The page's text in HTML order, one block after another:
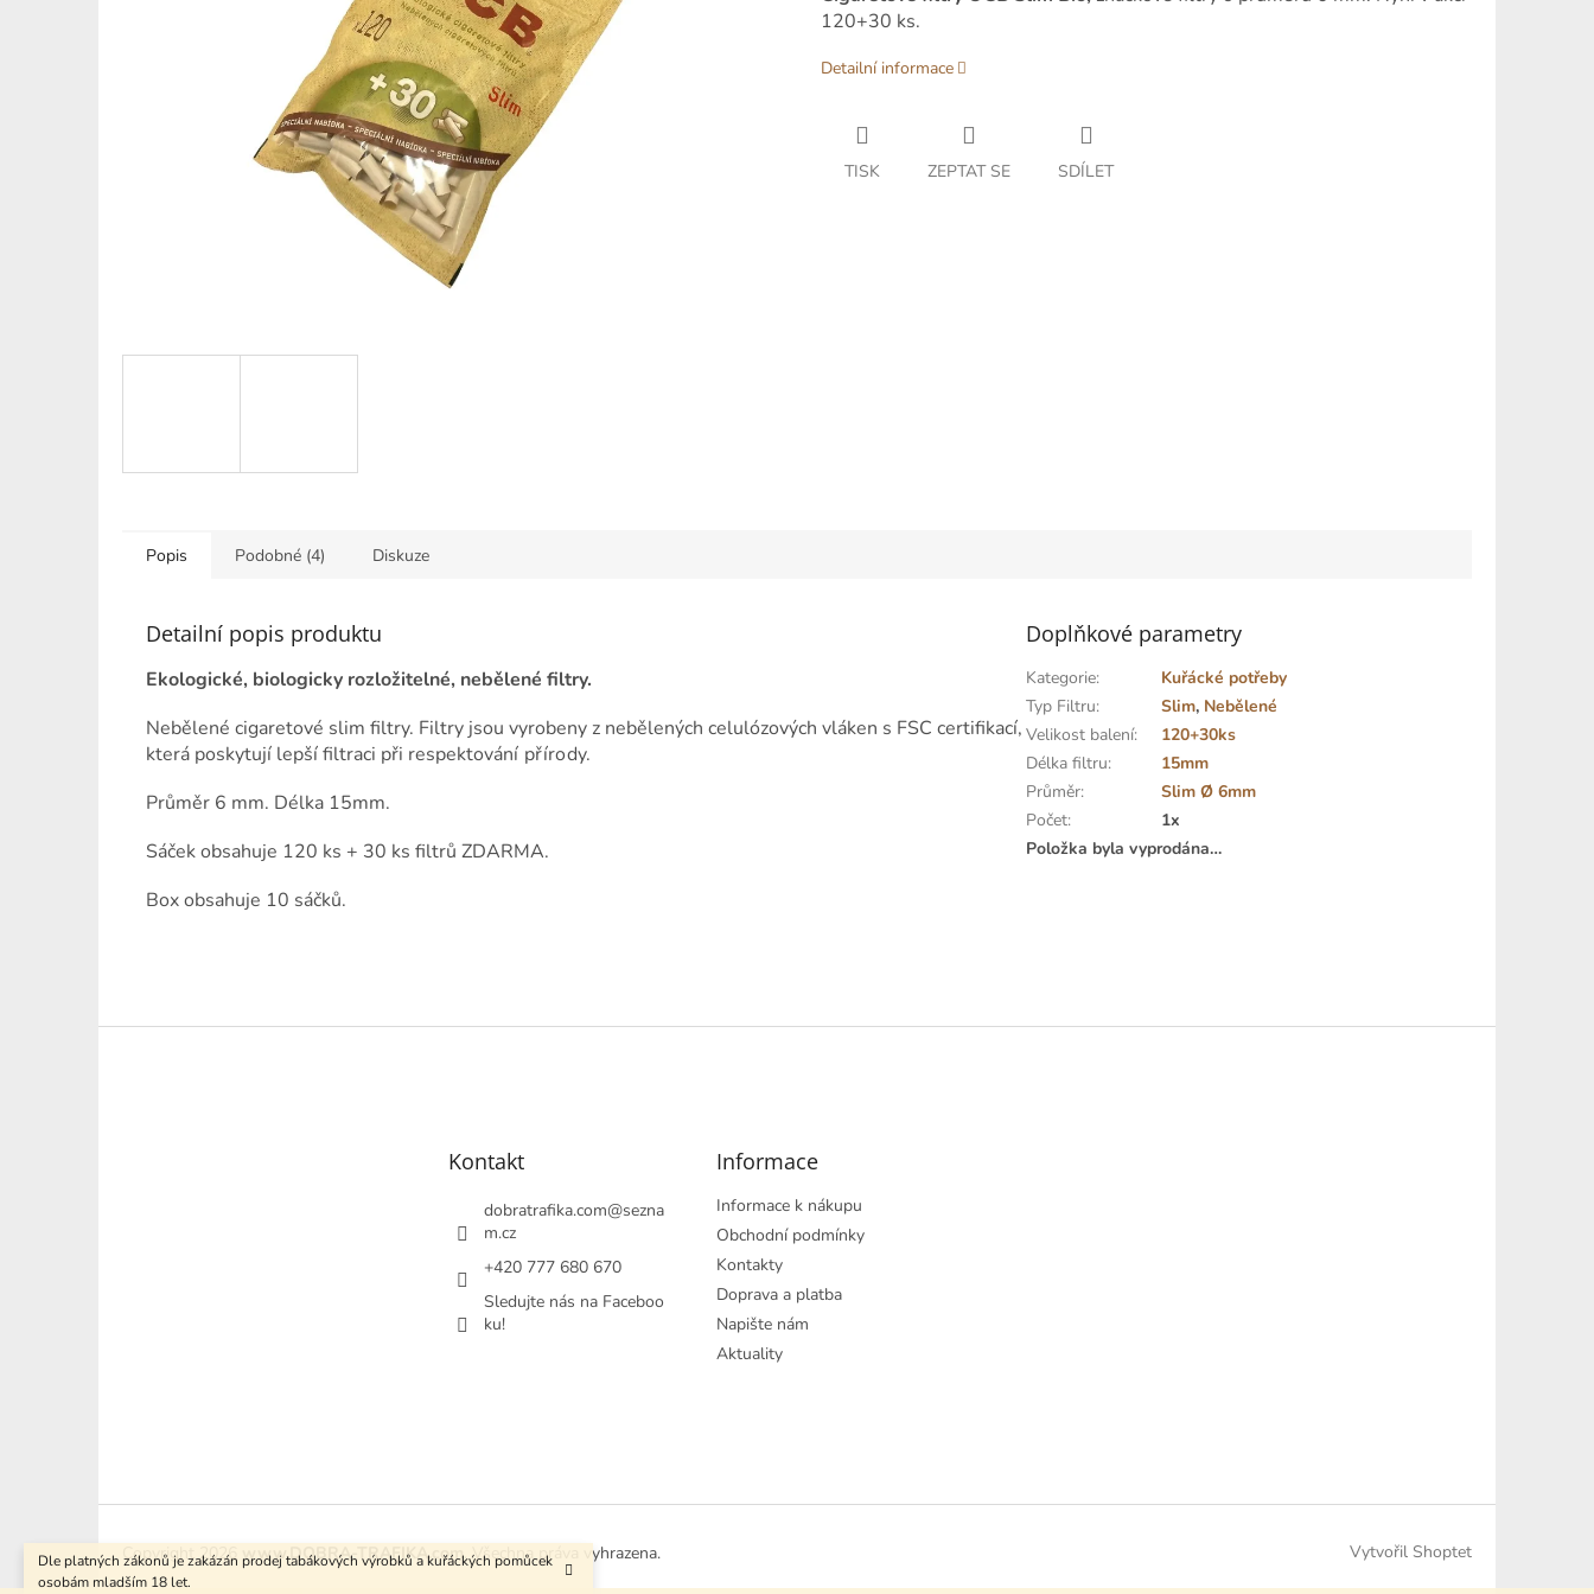
Dle platných zákonů je zakázán prodej tabákových výrobků a kuřáckých pomůcek
osobám mladším 18 let.
120+30 ks.
Detailní informace
TISK ZEPTAT SE SDÍLET
Popis Podobné (4) Diskuze
Detailní popis produktu
Ekologické, biologicky rozložitelné, nebělené filtry.
Nebělené cigaretové slim filtry. Filtry jsou vyrobeny z nebělených celulózových vláken s FSC certifikací,
která poskytují lepší filtraci při respektování přírody.
Průměr 6 mm. Délka 15mm.
Sáček obsahuje 120 ks + 30 ks filtrů ZDARMA.
Box obsahuje 10 sáčků.
Doplňkové parametry
Kategorie:
Kuřácké potřeby
Typ Filtru: Slim, Nebělené
Velikost balení:
120+30ks
Délka filtru:
15mm
Průměr:
Slim Ø 6mm
Počet:
1x
Položka byla vyprodána…
Kontakt
dobratrafika.com@sezna
m.cz
+420 777 680 670
Sledujte nás na Faceboo
ku!
Informace
Informace k nákupu
Obchodní podmínky
Kontakty
Doprava a platba
Napište nám
Aktuality
Vytvořil Shoptet
Copyright 2026 www.DOBRA-TRAFIKA.com. Všechna práva vyhrazena.